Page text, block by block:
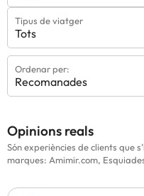
Tipus de viatger
Tots
Ordenar per:
Recomanades
Opinions reals
Són experiències de clients que
marques: Amimir.com,